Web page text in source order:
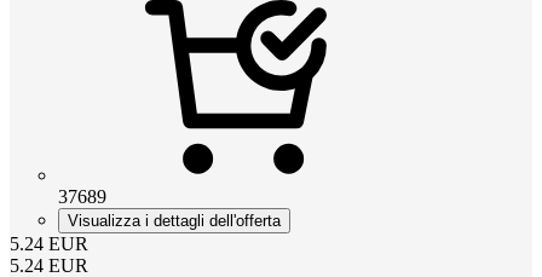
37689
Visualizza i dettagli dell'offerta
5.24 EUR
5.24 EUR